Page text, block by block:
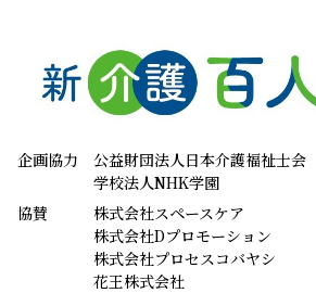
企画協力
公益財団法人日本介護福祉士会
学校法人NHK学園
協賛
株式会社スペースケア
株式会社Dプロモーション
株式会社プロセスコバヤシ
花王株式会社